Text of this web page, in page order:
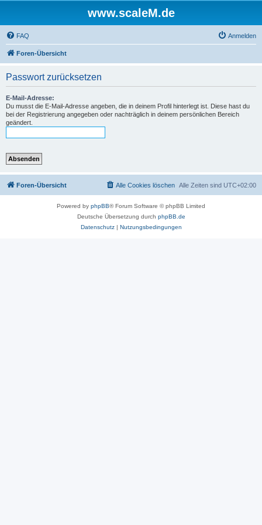
www.scaleM.de
FAQ Anmelden
Foren-Übersicht
Passwort zurücksetzen
E-Mail-Adresse:
Du musst die E-Mail-Adresse angeben, die in deinem Profil hinterlegt ist. Diese hast du
bei der Registrierung angegeben oder nachträglich in deinem persönlichen Bereich
geändert.
Foren-Übersicht Alle Zeiten sind UTC+02:00
Alle Cookies löschen
Powered by phpBB® Forum Software © phpBB Limited
Deutsche Übersetzung durch phpBB.de
Datenschutz| Nutzungsbedingungen